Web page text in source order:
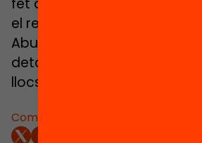
Comparteix:
fet amb la mateixa
el relatiu al Principat,
Abundància de referències
detallats de noms de
llocs de celebració.